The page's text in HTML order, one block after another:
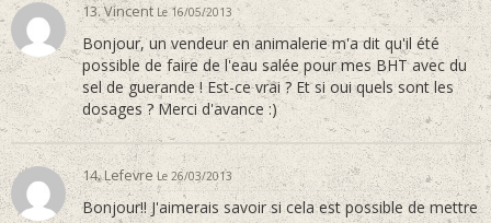
13. Vincent Le 16/05/2013
Bonjour, un vendeur en animalerie m'a dit qu'il été
possible de faire de l'eau salée pour mes BHT avec du
sel de guerande ! Est-ce vrai ? Et si oui quels sont les
dosages ? Merci d'avance :)
14. Lefevre Le 26/03/2013
Bonjour!! J'aimerais savoir si cela est possible de mettre